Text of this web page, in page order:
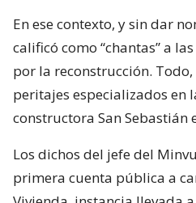
En ese contexto, y sin dar
calificó como “chantas” a
por la reconstrucción.
peritajes especializados en
constructora San Sebastián
Los dichos del jefe del
primera cuenta pública a